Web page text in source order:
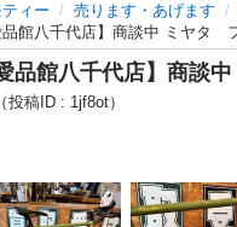
ィー 売ります・あげます
品館八千代店】商談中 ミヤ
愛品館八千代店】商
（投稿ID : 1jf8ot）